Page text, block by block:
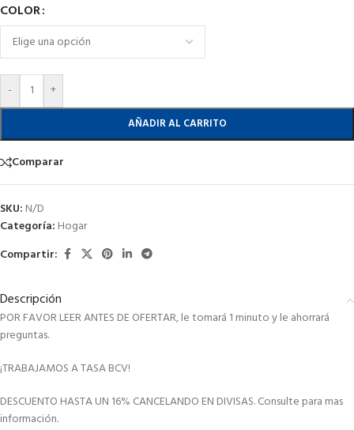
COLOR
- +
AÑADIR AL CARRITO
Comparar
SKU: N/D
Categoría: Hogar
Compartir:
Descripción
POR FAVOR LEER ANTES DE OFERTAR, le tomará 1 minuto y le ahorrará
preguntas.
¡TRABAJAMOS A TASA BCV!
DESCUENTO HASTA UN 16% CANCELANDO EN DIVISAS. Consulte para mas
información.